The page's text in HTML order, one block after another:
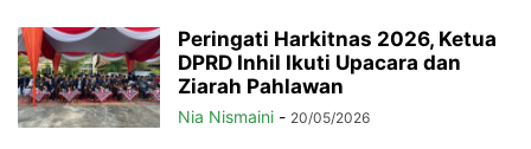
Peringati Harkitnas 2026, Ketua
DPRD Inhil Ikuti Upacara dan
Ziarah Pahlawan
Nia Nismaini - 20/05/2026